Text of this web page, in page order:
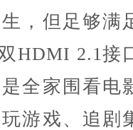
，但足够满
HDMI 2.1接
全家围看电
游戏、追剧